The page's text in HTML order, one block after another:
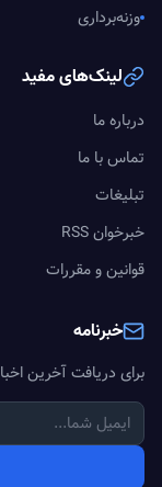
وزنه‌برداری
لینک‌های مفید
درباره ما
تماس با ما
تبلیغات
خبرخوان RSS
قوانین و مقررات
خبرنامه
برای دریافت آخرین